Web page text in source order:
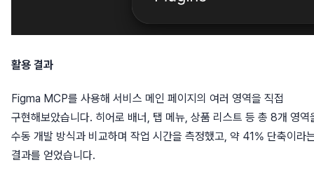
활용 결과
Figma MCP를 사용해 서비스 메인 페이지의 여러 영역을 직접
구현해보았습니다. 히어로 배너, 탭 메뉴, 상품 리스트 등 총 8개 영역
수동 개발 방식과 비교하며 작업 시간을 측정했고, 약 41% 단축이라
결과를 얻었습니다.